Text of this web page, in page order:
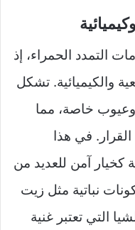
التمدد الحمراء، إذ
والكيميائية. تشكل
خاصة، مما
القرار. في هذا
كخيار آمن للعديد من
نباتية مثل زيت
التي تعتبر غنية